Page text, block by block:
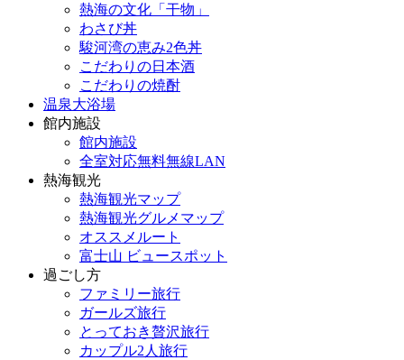
熱海の文化「干物」
わさび丼
駿河湾の恵み2色丼
こだわりの日本酒
こだわりの焼酎
温泉大浴場
館内施設
館内施設
全室対応無料無線LAN
熱海観光
熱海観光マップ
熱海観光グルメマップ
オススメルート
富士山 ビュースポット
過ごし方
ファミリー旅行
ガールズ旅行
とっておき贅沢旅行
カップル2人旅行